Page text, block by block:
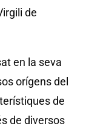
de
en la seva
orígens del
de
de diversos